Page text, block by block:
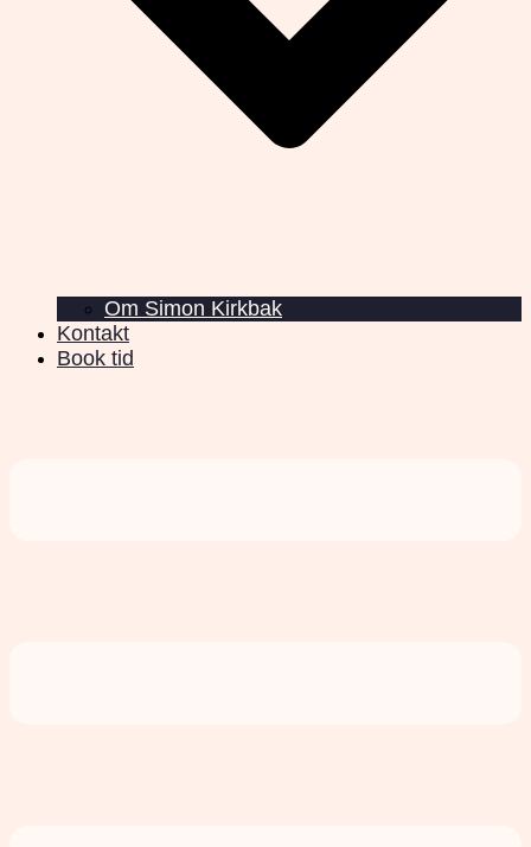
Om Simon Kirkbak
Kontakt
Book tid